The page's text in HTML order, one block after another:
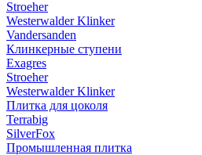
Stroeher
Westerwalder Klinker
Vandersanden
Клинкерные ступени
Exagres
Stroeher
Westerwalder Klinker
Плитка для цоколя
Terrabig
SilverFox
Промышленная плитка